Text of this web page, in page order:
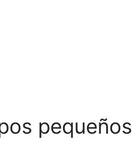
pequeños